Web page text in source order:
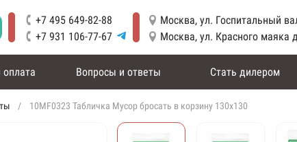
+7 495 649-82-88
+7 931 106-77-67
Москва, ул. Госпитальный
Москва, ул. Красного маяка
Вопросы и ответы Стать дилером
10MF0323 Табличка Мусор бросать в корзину 130х130